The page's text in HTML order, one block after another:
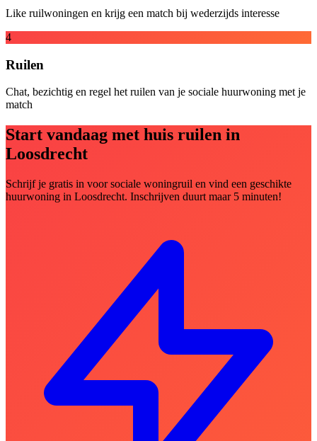
Like ruilwoningen en krijg een match bij wederzijds interesse
4
Ruilen
Chat, bezichtig en regel het ruilen van je sociale huurwoning met je
match
Start vandaag met huis ruilen in
Loosdrecht
Schrijf je gratis in voor sociale woningruil en vind een geschikte
huurwoning in Loosdrecht. Inschrijven duurt maar 5 minuten!